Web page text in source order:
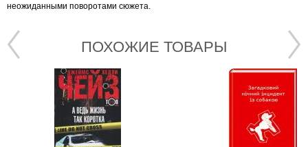
неожиданными поворотами сюжета.
ПОХОЖИЕ ТОВАРЫ